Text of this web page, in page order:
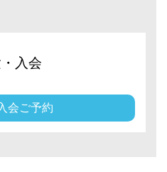
入会
会ご予約